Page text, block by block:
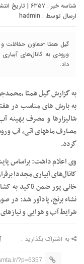
شناسه خبر : ۶۳۵۷ | تاریخ انتشار : ۲۹ اردیبهشت ۱۴۰۳ - ۱۳:۵۲ | تعداد دیدگاه :
ارسال توسط : hadmin
گیل همتا -معاون حفاظت
ورودی به کانال‌های
داد.
به گزارش گیل همتا
به بارش های مناسب در
شالیزارها و مصرف
مصارف ماههای آتی، آب
گردد.
وی اعلام داشت: براساس
کانال‌های آبیاری مجددا
خانی پور ضمن تاکید به
نشاء برنج، یادآور شد: در
شرایط آب و هوایی و
به اشتراک بگذارید :
?p=6357